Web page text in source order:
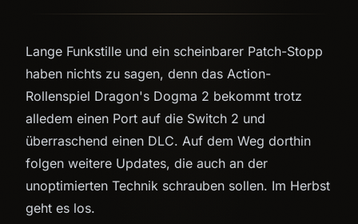
Lange Funkstille und ein scheinbarer Patch-Stopp
haben nichts zu sagen, denn das Action-
Rollenspiel Dragon's Dogma 2 bekommt trotz
alledem einen Port auf die Switch 2 und
überraschend einen DLC. Auf dem Weg dorthin
folgen weitere Updates, die auch an der
unoptimierten Technik schrauben sollen. Im Herbst
geht es los.